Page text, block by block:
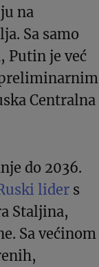
na
Sa samo
Putin je već
preliminarnim
Centralna
do 2036.
lider s
Staljina,
Sa većinom